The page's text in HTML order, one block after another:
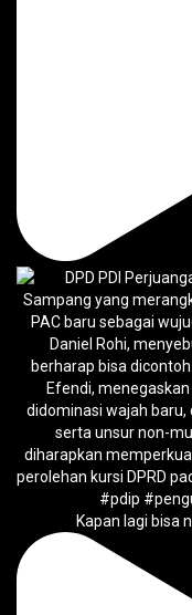
Kapan lagi bisa